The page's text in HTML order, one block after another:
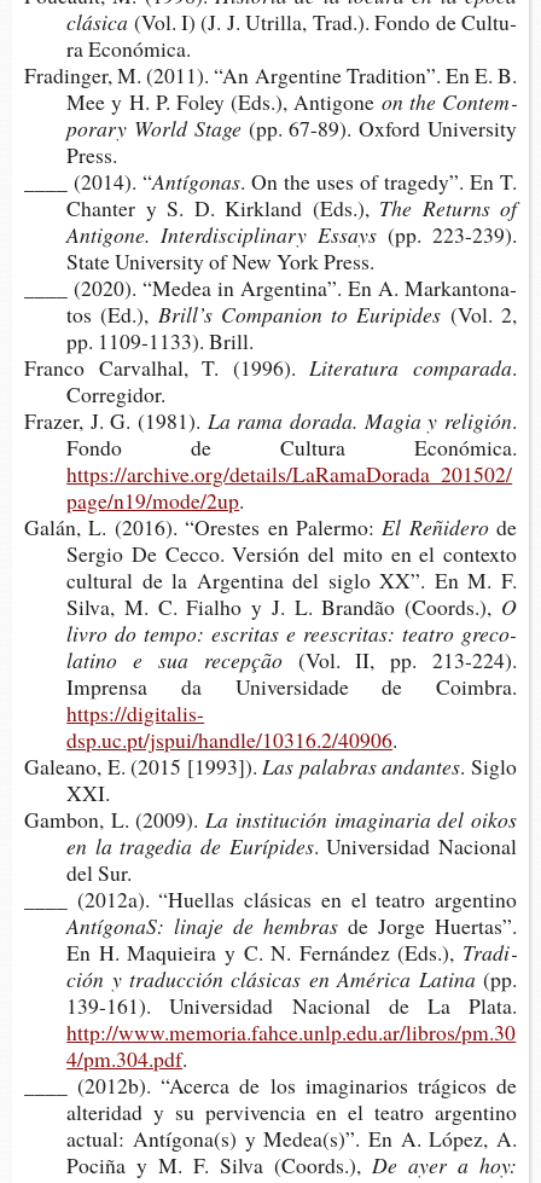
clásica (Vol. I) (J. J. Utri­lla, Trad.). Fondo de Cul­tu­
ra Económica.
Fra­din­ger, M. (2011). “An Argen­ti­ne Tra­di­tion”. En E. B.
Mee y H. P. Foley (Eds.), Antigone on the Con­tem­
po­rary World Stage(pp. 67-89). Oxford Uni­ver­sity
Press.
____ (2014). “Antígonas. On the uses of tra­gedy”. En T.
Chan­ter y S. D. Kir­kland (Eds.), The Returns of
Anti­go­ne. Inter­dis­ci­pli­nary Essays (pp. 223-​239).
State Uni­ver­sity of New York Press.
____ (2020). “Medea in Argen­ti­na”. En A. Mar­kan­to­na­
tos (Ed.), Brill’s Com­pa­nion to Euripides (Vol. 2,
pp. 1109-​1133). Brill.
Fran­co Car­val­hal, T. (1996).Lite­ra­tu­ra comparada.
Corregidor.
Fra­zer, J. G. (1981). La rama dora­da. Magia y religión.
Fondo de Cul­tu­ra Económica.
https://archive.org/details/LaRamaDorada_201502/
page/n19/mode/2up.
Galán, L. (2016). “Ores­tes en Palermo:El Reñiderode
Ser­gio De Cecco. Ver­sión del mito en el con­tex­to
cul­tu­ral de la Argen­ti­na del siglo XX”. En M. F.
Silva, M. C. Fial­ho y J. L. Brandão (Coords.), O
livro do tempo: escri­tas e rees­cri­tas: tea­tro greco-​
latino e sua recepção (Vol. II, pp. 213-​224).
Impren­sa da Uni­ver­si­da­de de Coimbra.
https://digitalis-
dsp.uc.pt/jspui/handle/10316.2/40906.
Galeano, E. (2015 [1993]).Las pala­bras andantes. Siglo
XXI.
Gam­bon, L. (2009).La ins­ti­tu­ción ima­gi­na­ria del oikos
en la tra­ge­dia de Eurípides. Uni­ver­si­dad Nacio­nal
del Sur.
____ (2012a). “Hue­llas clá­si­cas en el tea­tro argentino
Antí­go­naS: lina­je de hembras de Jorge Huer­tas”.
En H. Maquiei­ra y C. N. Fer­nán­dez (Eds.), Tra­di­
ción y tra­duc­ción clá­si­cas en Amé­ri­ca Latina (pp.
139-​161). Uni­ver­si­dad Nacio­nal de La Plata.
http://www.memoria.fahce.unlp.edu.ar/libros/pm.30
4/pm.304.pdf.
____ (2012b). “Acer­ca de los ima­gi­na­rios trá­gi­cos de
alte­ri­dad y su per­vi­ven­cia en el tea­tro argen­tino
actual: Antí­go­na(s) y Medea(s)”. En A. López, A.
Poci­ña y M. F. Silva (Coords.),De ayer a hoy: